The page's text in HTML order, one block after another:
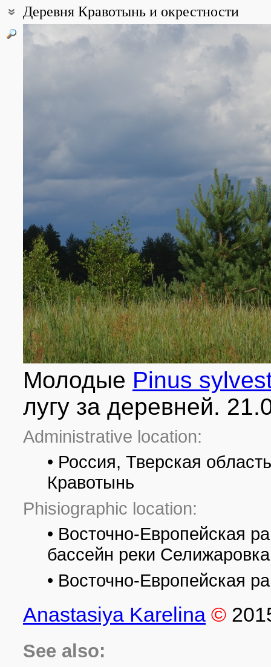
Деревня Кравотынь и окрестности
57° 16′ 40″ N, 33° 08′ 32″ E (view at maps of
Молодые Pinus
лугу за деревней.
Administrative location:
• Россия, Тверская
Кравотынь
Phisiographic location:
• Восточно-Европейская
бассейн реки
• Восточно-Европейская
Anastasiya Karelina ©
See also: